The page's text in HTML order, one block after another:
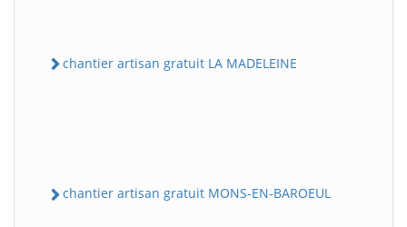
chantier artisan gratuit LA MADELEINE
chantier artisan gratuit MONS-EN-BAROEUL